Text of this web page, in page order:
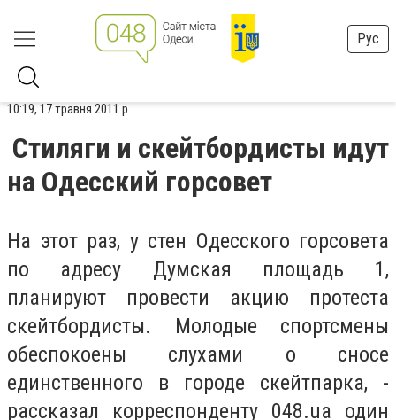
Рус
10:19, 17 травня 2011 р.
Стиляги и скейтбордисты идут
на Одесский горсовет
На этот раз, у стен Одесского горсовета
по адресу Думская площадь 1,
планируют провести акцию протеста
скейтбордисты. Молодые спортсмены
обеспокоены слухами о сносе
единственного в городе скейтпарка, -
рассказал корреспонденту 048.ua один